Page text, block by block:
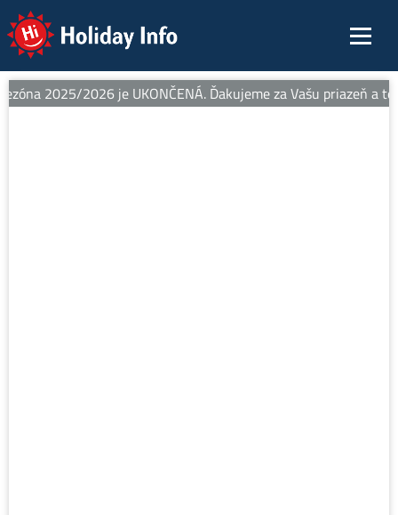
Holiday Info
2025/2026 je UKONČENÁ. Ďakujeme za Vašu priazeň a